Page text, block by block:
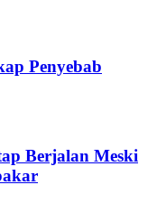
Penyebab
Berjalan Meski